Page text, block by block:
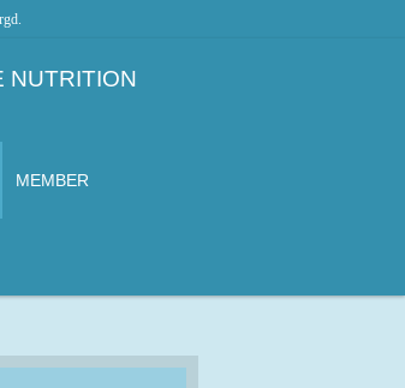
NUTRITION
MEMBER